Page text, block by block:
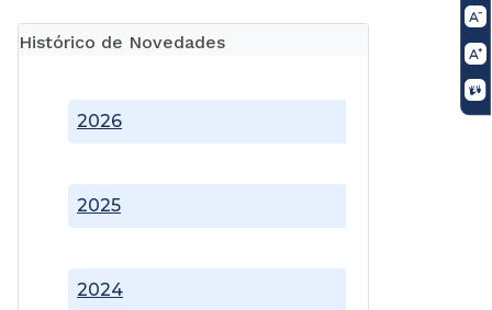
Histórico de Novedades
2024
2025
2026